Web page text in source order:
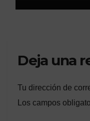
Deja una
Tu dirección de
Los campos